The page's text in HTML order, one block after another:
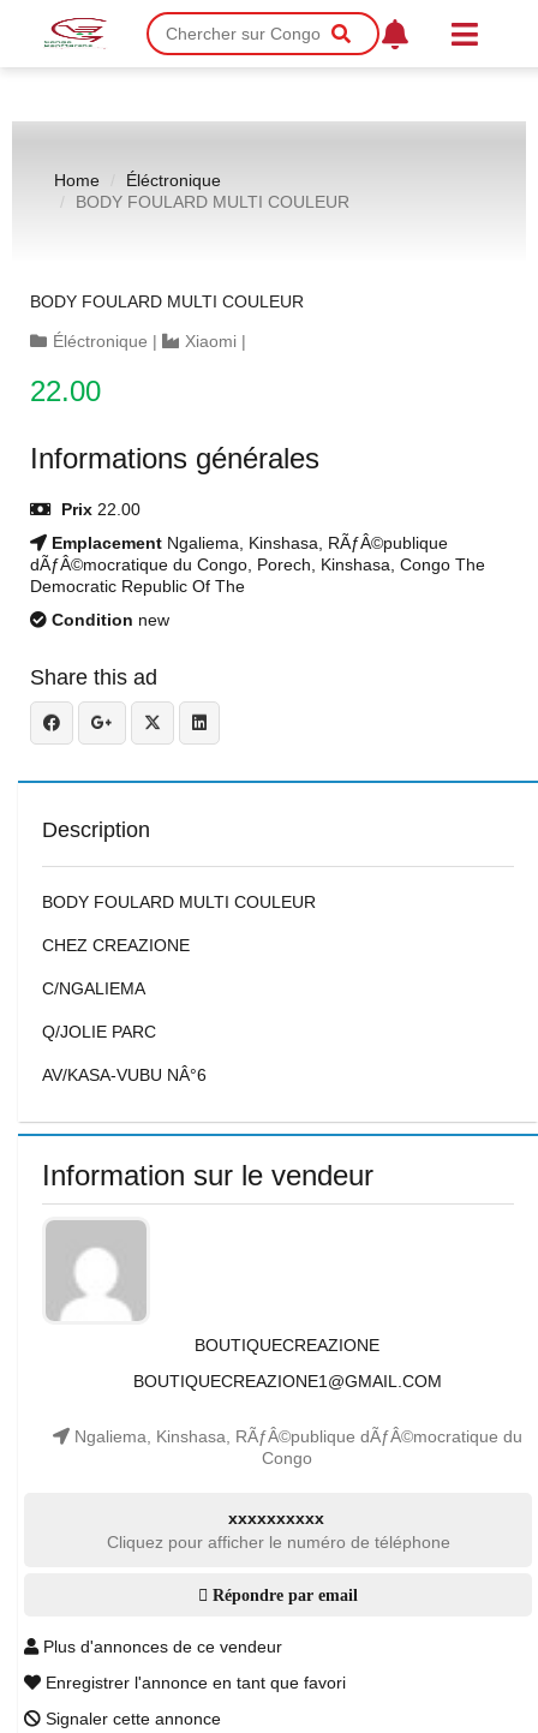
Home
Éléctronique
BODY FOULARD MULTI COULEUR
BODY FOULARD MULTI COULEUR
Éléctronique | Xiaomi |
22.00
Informations générales
Prix 22.00
Emplacement Ngaliema, Kinshasa, RÃƒÂ©publique
dÃƒÂ©mocratique du Congo, Porech, Kinshasa, Congo The
Democratic Republic Of The
Condition new
Share this ad
Description
BODY FOULARD MULTI COULEUR
CHEZ CREAZIONE
C/NGALIEMA
Q/JOLIE PARC
AV/KASA-VUBU NÂ°6
Information sur le vendeur
BOUTIQUECREAZIONE
BOUTIQUECREAZIONE1@GMAIL.COM
Ngaliema, Kinshasa, RÃƒÂ©publique dÃƒÂ©mocratique du
Congo
xxxxxxxxxx
Cliquez pour afficher le numéro de téléphone
Répondre par email
Plus d'annonces de ce vendeur
Enregistrer l'annonce en tant que favori
Signaler cette annonce